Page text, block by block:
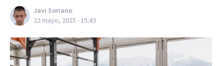
Javi Soriano
22 mayo, 2025 - 15:43